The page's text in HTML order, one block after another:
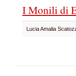
I Monili di
Lucia Amalia